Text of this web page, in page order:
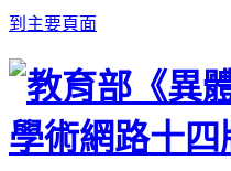
到主要頁面